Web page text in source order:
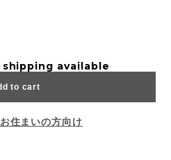
available
to cart
住まいの方向け